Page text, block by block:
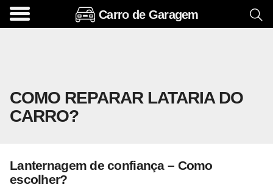
Carro de Garagem
COMO REPARAR LATARIA DO
CARRO?
Lanternagem de confiança – Como
escolher?
A
s
ó
o